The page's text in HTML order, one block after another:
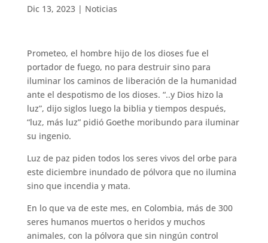
Dic 13, 2023| Noticias
Prometeo, el hombre hijo de los dioses fue el
portador de fuego, no para destruir sino para
iluminar los caminos de liberación de la humanidad
ante el despotismo de los dioses. “..y Dios hizo la
luz”, dijo siglos luego la biblia y tiempos después,
“luz, más luz” pidió Goethe moribundo para iluminar
su ingenio.
Luz de paz piden todos los seres vivos del orbe para
este diciembre inundado de pólvora que no ilumina
sino que incendia y mata.
En lo que va de este mes, en Colombia, más de 300
seres humanos muertos o heridos y muchos
animales, con la pólvora que sin ningún control